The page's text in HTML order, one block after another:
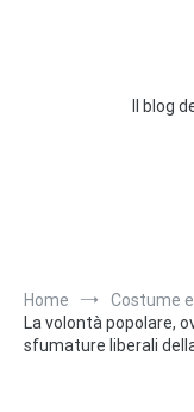
Il blog
Home
Costume
La volontà popolare,
sfumature liberali